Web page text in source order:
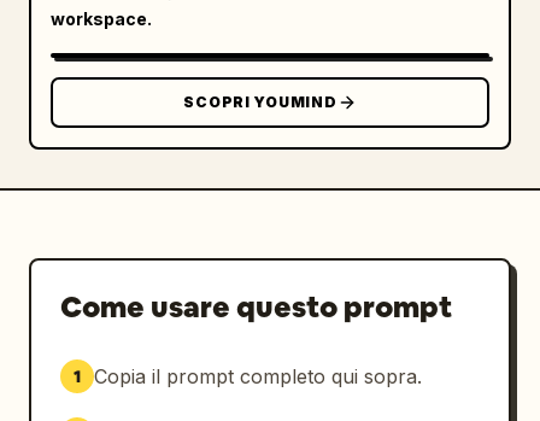
workspace.
SCOPRI YOUMIND
Come usare questo prompt
1 Copia il prompt completo qui sopra.